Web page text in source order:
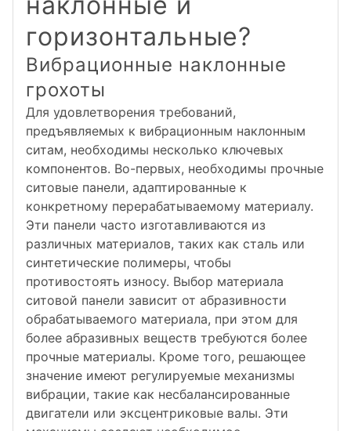
горизонтальные?
Вибрационные наклонные
грохоты
Для удовлетворения требований,
предъявляемых к вибрационным наклонным
ситам, необходимы несколько ключевых
компонентов. Во-первых, необходимы прочные
ситовые панели, адаптированные к
конкретному перерабатываемому материалу.
Эти панели часто изготавливаются из
различных материалов, таких как сталь или
синтетические полимеры, чтобы
противостоять износу. Выбор материала
ситовой панели зависит от абразивности
обрабатываемого материала, при этом для
более абразивных веществ требуются более
прочные материалы. Кроме того, решающее
значение имеют регулируемые механизмы
вибрации, такие как несбалансированные
двигатели или эксцентриковые валы. Эти